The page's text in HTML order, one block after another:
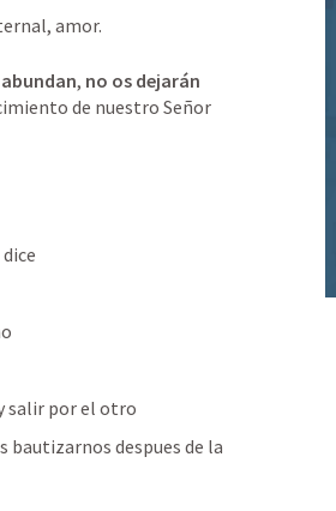
amor.
abundan, no os dejarán
de nuestro Señor
salir por el otro
bautizarnos despues de la